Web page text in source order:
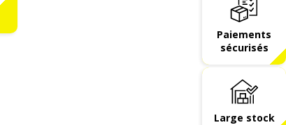
Paiements
sécurisés
Large stock